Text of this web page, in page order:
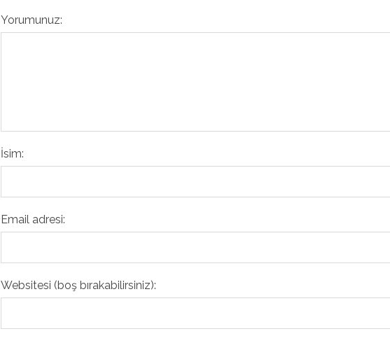
Yorumunuz:
İsim:
Email adresi:
Websitesi (boş bırakabilirsiniz):